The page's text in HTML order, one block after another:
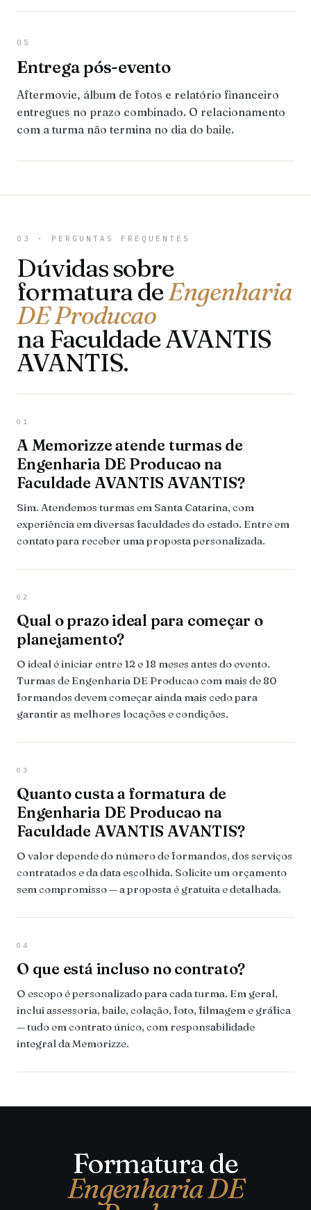
05
Entrega pós-evento
Aftermovie, álbum de fotos e relatório financeiro
entregues no prazo combinado. O relacionamento
com a turma não termina no dia do baile.
03 · PERGUNTAS FREQUENTES
Dúvidas sobre
formatura deEngenharia
DE Producao
na Faculdade AVANTIS
AVANTIS.
01
A Memorizze atende turmas de
Engenharia DE Producao na
Faculdade AVANTIS AVANTIS?
Sim. Atendemos turmas em Santa Catarina, com
experiência em diversas faculdades do estado. Entre em
contato para receber uma proposta personalizada.
02
Qual o prazo ideal para começar o
planejamento?
O ideal é iniciar entre 12 e 18 meses antes do evento.
Turmas de Engenharia DE Producao com mais de 80
formandos devem começar ainda mais cedo para
garantir as melhores locações e condições.
03
Quanto custa a formatura de
Engenharia DE Producao na
Faculdade AVANTIS AVANTIS?
O valor depende do número de formandos, dos serviços
contratados e da data escolhida. Solicite um orçamento
sem compromisso — a proposta é gratuita e detalhada.
04
O que está incluso no contrato?
O escopo é personalizado para cada turma. Em geral,
inclui assessoria, baile, colação, foto, filmagem e gráfica
— tudo em contrato único, com responsabilidade
integral da Memorizze.
Formatura de
Engenharia DE